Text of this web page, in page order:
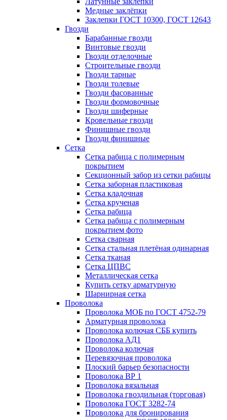
Медные заклёпки
Заклепки ГОСТ 10300, ГОСТ 12643
Гвозди
Барабанные гвозди
Винтовые гвозди
Гвозди отделочные
Строительные гвозди
Гвозди тарные
Гвозди толевые
Гвозди фасованные
Гвозди формовочные
Гвозди шиферные
Кровельные гвозди
Финишные гвозди
Гвозди финишные
Сетка
Сетка рабица с полимерным
покрытием
Секционный забор из сетки рабицы
Сетка заборная пластиковая
Сетка кладочная
Сетка крученая
Сетка рабица
Сетка рабица с полимерным
покрытием фото
Сетка сварная
Сетка стальная плетёная одинарная
Сетка тканая
Сетка ЦПВС
Металлическая сетка
Купить сетку арматурную
Шарнирная сетка
Проволока
Проволока МОБ по ГОСТ 4752-79
Арматурная проволока
Проволока колючая СББ купить
Проволока АД1
Проволока колючая
Перевязочная проволока
Плоский барьер безопасности
Проволока ВР 1
Проволока вязальная
Проволока гвоздильная (торговая)
Проволока ГОСТ 3282-74
Проволока для бронирования